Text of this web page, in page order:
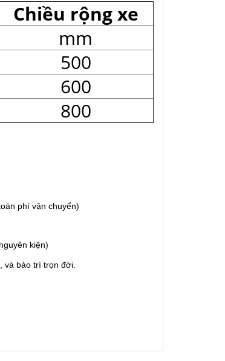
Chiều rộng xe
mm
500
600
800
phí vận chuyển)
kiện)
và bảo trì trọn đời.